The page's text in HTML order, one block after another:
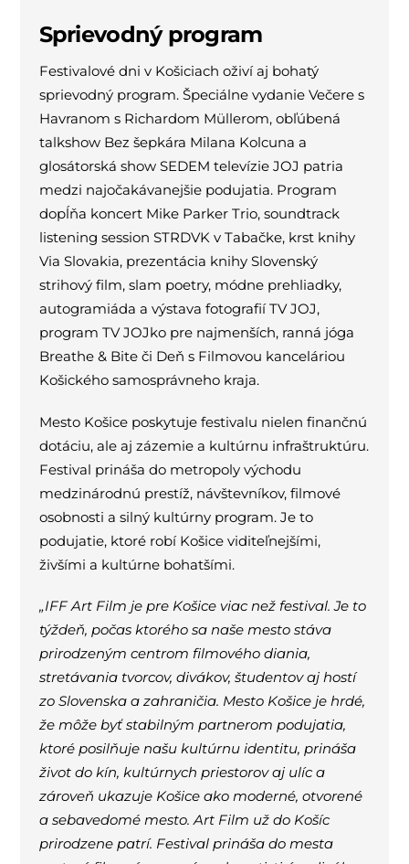
Sprievodný program
Festivalové dni v Košiciach oživí aj bohatý
sprievodný program. Špeciálne vydanie Večere s
Havranom s Richardom Müllerom, obľúbená
talkshow Bez šepkára Milana Kolcuna a
glosátorská show SEDEM televízie JOJ patria
medzi najočakávanejšie podujatia. Program
dopĺňa koncert Mike Parker Trio, soundtrack
listening session STRDVK v Tabačke, krst knihy
Via Slovakia, prezentácia knihy Slovenský
strihový film, slam poetry, módne prehliadky,
autogramiáda a výstava fotografií TV JOJ,
program TV JOJko pre najmenších, ranná jóga
Breathe & Bite či Deň s Filmovou kanceláriou
Košického samosprávneho kraja.
Mesto Košice poskytuje festivalu nielen finančnú
dotáciu, ale aj zázemie a kultúrnu infraštruktúru.
Festival prináša do metropoly východu
medzinárodnú prestíž, návštevníkov, filmové
osobnosti a silný kultúrny program. Je to
podujatie, ktoré robí Košice viditeľnejšími,
živšími a kultúrne bohatšími.
„IFF Art Film je pre Košice viac než festival. Je to
týždeň, počas ktorého sa naše mesto stáva
prirodzeným centrom filmového diania,
stretávania tvorcov, divákov, študentov aj hostí
zo Slovenska a zahraničia. Mesto Košice je hrdé,
že môže byť stabilným partnerom podujatia,
ktoré posilňuje našu kultúrnu identitu, prináša
život do kín, kultúrnych priestorov aj ulíc a
zároveň ukazuje Košice ako moderné, otvorené
a sebavedomé mesto. Art Film už do Košíc
prirodzene patrí. Festival prináša do mesta